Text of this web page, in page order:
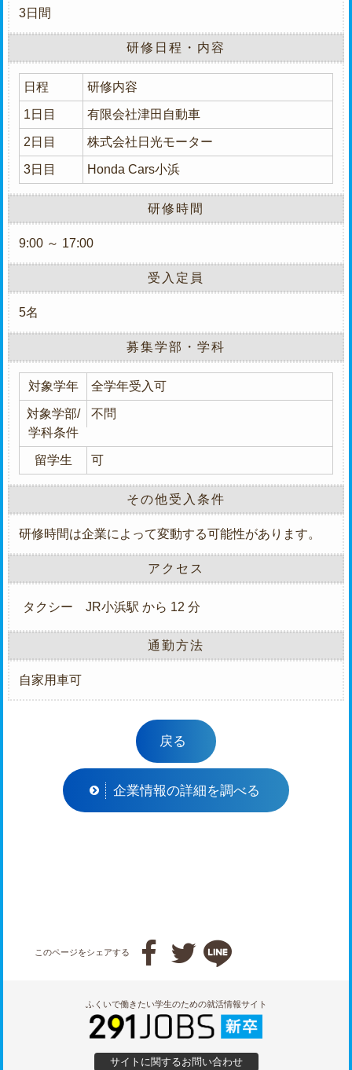
3日間
研修日程・内容
日程 研修内容
1日目 有限会社津田自動車
2日目 株式会社日光モーター
3日目 Honda Cars小浜
研修時間
9:00 ～ 17:00
受入定員
5名
募集学部・学科
対象学年 全学年受入可
対象学部/
学科条件
不問
留学生 可
その他受入条件
研修時間は企業によって変動する可能性があります。
アクセス
タクシー JR小浜駅 から 12 分
通勤方法
自家用車可
戻る
企業情報の詳細を調べる
このページをシェアする   
ふくいで働きたい学生のための就活情報サイト
サイトに関するお問い合わせ